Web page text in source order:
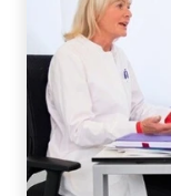
einem GLP-